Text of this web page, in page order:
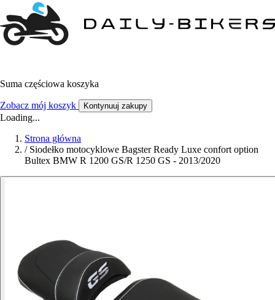
Suma częściowa koszyka
Zobacz mój koszyk Kontynuuj zakupy
Loading...
Strona główna
/ Siodełko motocyklowe Bagster Ready Luxe confort option
Bultex BMW R 1200 GS/R 1250 GS - 2013/2020